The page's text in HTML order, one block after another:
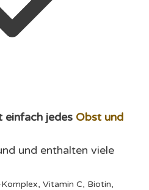
einfach jedes Obst und
und enthalten viele
Vitamin C, Biotin,